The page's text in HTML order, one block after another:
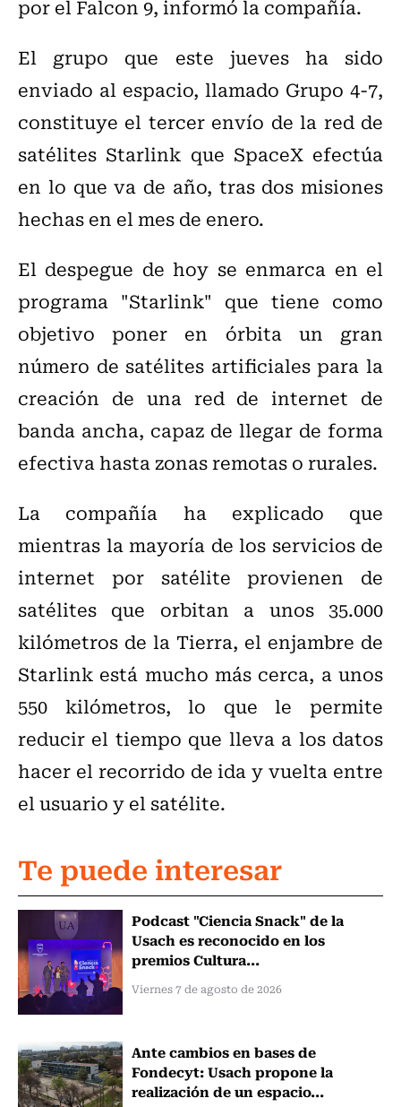
por el Falcon 9, informó la compañía.
El grupo que este jueves ha sido
enviado al espacio, llamado Grupo 4-7,
constituye el tercer envío de la red de
satélites Starlink que SpaceX efectúa
en lo que va de año, tras dos misiones
hechas en el mes de enero.
El despegue de hoy se enmarca en el
programa "Starlink" que tiene como
objetivo poner en órbita un gran
número de satélites artificiales para la
creación de una red de internet de
banda ancha, capaz de llegar de forma
efectiva hasta zonas remotas o rurales.
La compañía ha explicado que
mientras la mayoría de los servicios de
internet por satélite provienen de
satélites que orbitan a unos 35.000
kilómetros de la Tierra, el enjambre de
Starlink está mucho más cerca, a unos
550 kilómetros, lo que le permite
reducir el tiempo que lleva a los datos
hacer el recorrido de ida y vuelta entre
el usuario y el satélite.
Te puede interesar
Podcast "Ciencia Snack" de la
Usach es reconocido en los
premios Cultura...
Viernes 7 de agosto de 2026
Ante cambios en bases de
Fondecyt: Usach propone la
realización de un espacio...